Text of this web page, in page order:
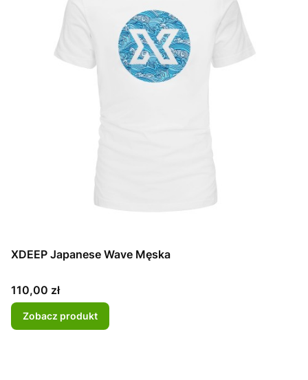
XDEEP Japanese Wave Męska
Cena
110,00 zł
Zobacz produkt